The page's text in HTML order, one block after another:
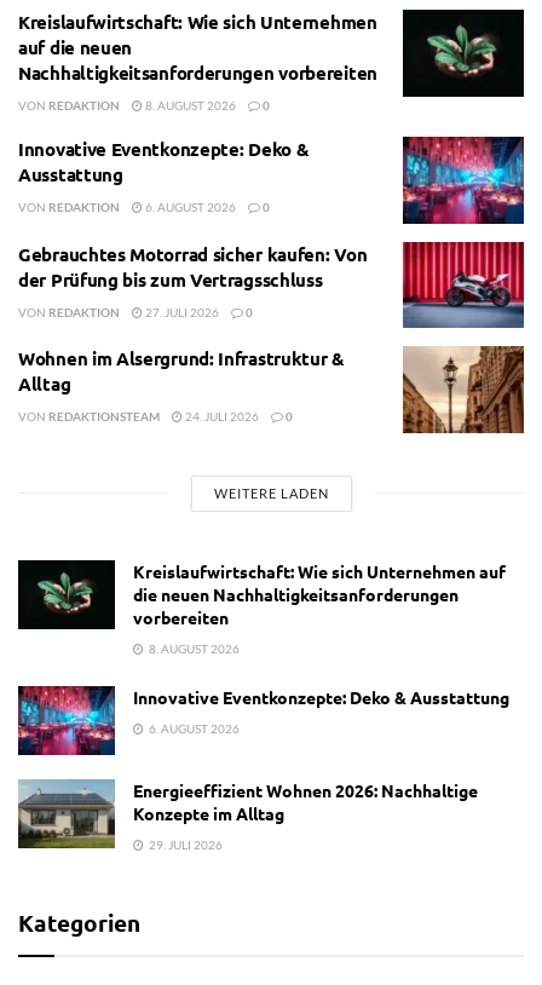
Kreislaufwirtschaft: Wie sich Unternehmen
auf die neuen
Nachhaltigkeitsanforderungen vorbereiten
VON REDAKTION 8. AUGUST 2026 0
Innovative Eventkonzepte: Deko &
Ausstattung
VON REDAKTION 6. AUGUST 2026 0
Gebrauchtes Motorrad sicher kaufen: Von
der Prüfung bis zum Vertragsschluss
VON REDAKTION 27. JULI 2026 0
Wohnen im Alsergrund: Infrastruktur &
Alltag
VON REDAKTIONSTEAM 24. JULI 2026 0
WEITERE LADEN
Kreislaufwirtschaft: Wie sich Unternehmen auf
die neuen Nachhaltigkeitsanforderungen
vorbereiten
8. AUGUST 2026
Innovative Eventkonzepte: Deko & Ausstattung
6. AUGUST 2026
Energieeffizient Wohnen 2026: Nachhaltige
Konzepte im Alltag
29. JULI 2026
Kategorien